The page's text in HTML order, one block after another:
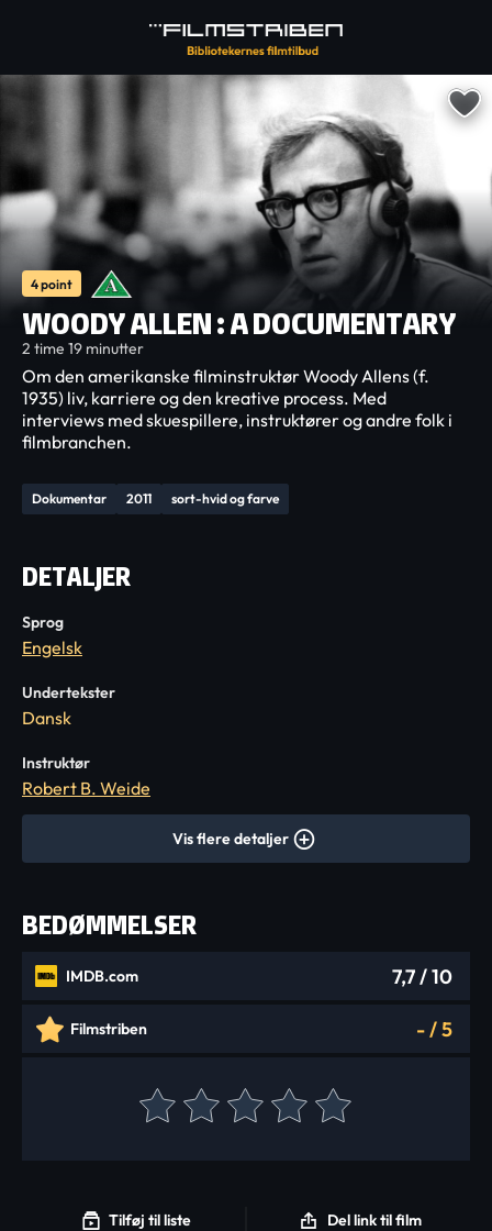
4 point
WOODY ALLEN : A DOCUMENTARY
2 time 19 minutter
Dokumentar 2011 sort-hvid og farve
Om den amerikanske filminstruktør Woody Allens (f.
1935) liv, karriere og den kreative process. Med
interviews med skuespillere, instruktører og andre folk i
filmbranchen.
DETALJER
Sprog
Engelsk
Undertekster
Dansk
Instruktør
Robert B. Weide
Vis flere detaljer
BEDØMMELSER
IMDB.com 7,7/ 10
Filmstriben -/5
Tilføj til liste Del link til film